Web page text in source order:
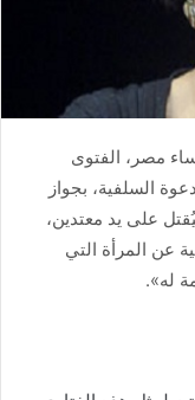
مصر، الفتوى
السلفية، بجواز
على يد معتدين،
عن المرأة التي
له».